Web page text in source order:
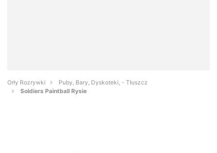
Orły Rozrywki
Puby, Bary, Dyskoteki, - Tłuszcz
Soldiers Paintball Rysie